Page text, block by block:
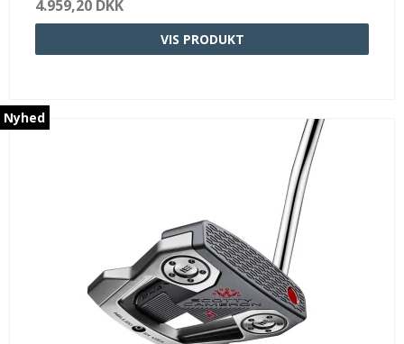
4.959,20 DKK
VIS PRODUKT
Nyhed